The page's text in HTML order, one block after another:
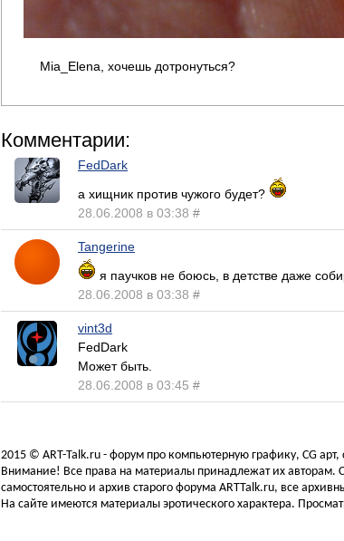
Mia_Elena, хочешь дотронуться?
Комментарии:
FedDark
а хищник против чужого будет?
28.06.2008 в 03:38 #
Tangerine
я паучков не боюсь, в детстве даже
28.06.2008 в 03:38 #
vint3d
FedDark
Может быть.
28.06.2008 в 03:45 #
2015 © ART-Talk.ru - форум про компьютерную графику, CG
Внимание! Все права на материалы принадлежат их авторам.
самостоятельно и архив старого форума ARTTalk.ru, все
На сайте имеются материалы эротического характера.